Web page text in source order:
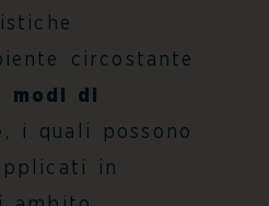
circostante
modi di
, i quali possono
in